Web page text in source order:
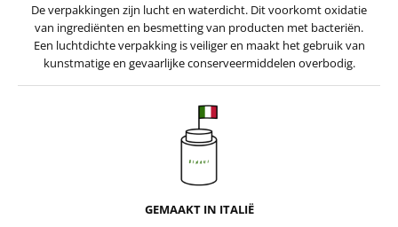
De verpakkingen zijn lucht en waterdicht. Dit voorkomt oxidatie
van ingrediënten en besmetting van producten met bacteriën.
Een luchtdichte verpakking is veiliger en maakt het gebruik van
kunstmatige en gevaarlijke conserveermiddelen overbodig.
GEMAAKT IN ITALIË